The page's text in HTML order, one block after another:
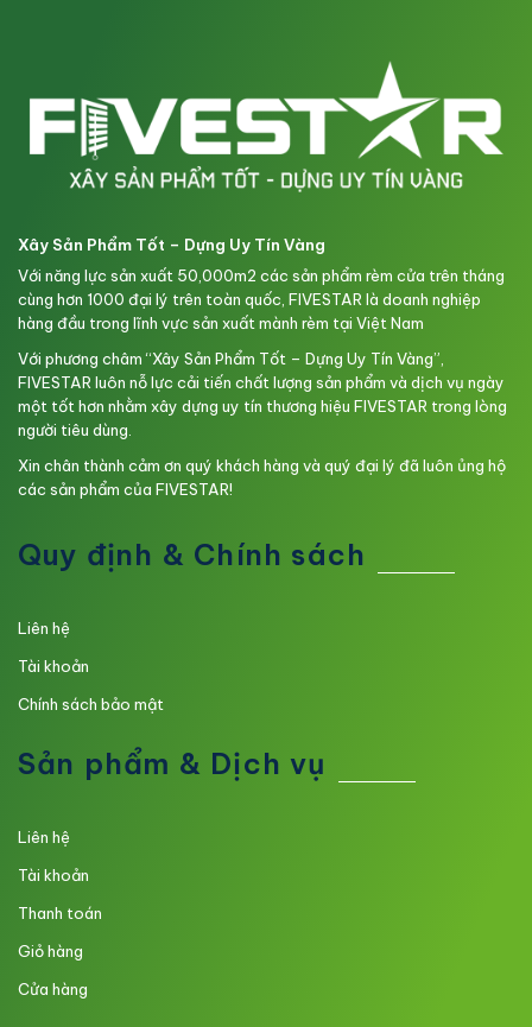
Xây Sản Phẩm Tốt – Dựng Uy Tín Vàng
Với năng lực sản xuất 50,000m2 các sản phẩm rèm cửa trên tháng
cùng hơn 1000 đại lý trên toàn quốc, FIVESTAR là doanh nghiệp
hàng đầu trong lĩnh vực sản xuất mành rèm tại Việt Nam
Với phương châm “Xây Sản Phẩm Tốt – Dựng Uy Tín Vàng”,
FIVESTAR luôn nỗ lực cải tiến chất lượng sản phẩm và dịch vụ ngày
một tốt hơn nhằm xây dựng uy tín thương hiệu FIVESTAR trong lòng
người tiêu dùng.
Xin chân thành cảm ơn quý khách hàng và quý đại lý đã luôn ủng hộ
các sản phẩm của FIVESTAR!
Quy định & Chính sách
Liên hệ
Tài khoản
Chính sách bảo mật
Sản phẩm & Dịch vụ
Liên hệ
Tài khoản
Thanh toán
Giỏ hàng
Cửa hàng